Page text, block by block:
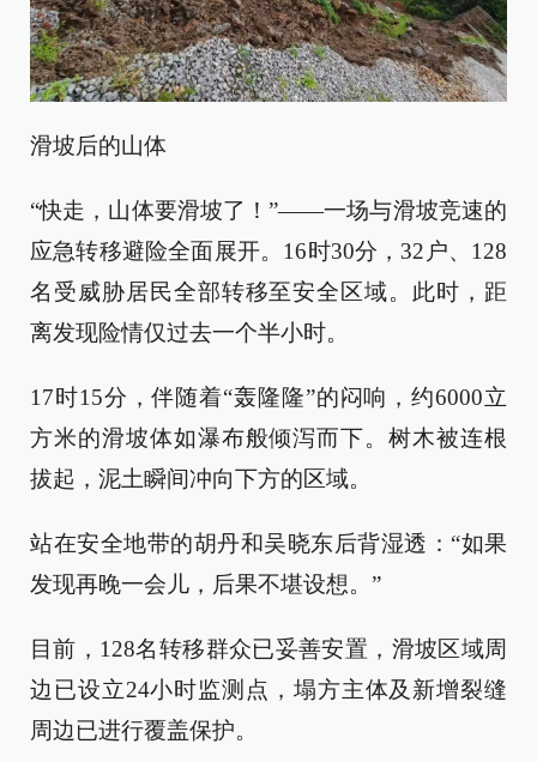
滑坡后的山体
“快走，山体要滑坡了！”——一场与滑坡竞速的
应急转移避险全面展开。16时30分，32户、128
名受威胁居民全部转移至安全区域。此时，距
离发现险情仅过去一个半小时。
17时15分，伴随着“轰隆隆”的闷响，约6000立
方米的滑坡体如瀑布般倾泻而下。树木被连根
拔起，泥土瞬间冲向下方的区域。
站在安全地带的胡丹和吴晓东后背湿透：“如果
发现再晚一会儿，后果不堪设想。”
目前，128名转移群众已妥善安置，滑坡区域周
边已设立24小时监测点，塌方主体及新增裂缝
周边已进行覆盖保护。